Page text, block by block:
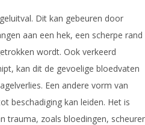
Dit kan gebeuren door
aan een hek, een scherpe rand
wordt. Ook verkeerd
kan dit de gevoelige bloedvaten
Een andere vorm van
beschadiging kan leiden. Het is
trauma, zoals bloedingen,